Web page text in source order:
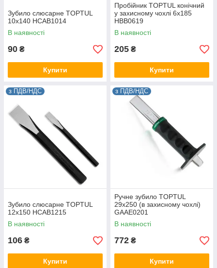
Зубило слюсарне TOPTUL
10x140 HCAB1014
В наявності
90 ₴
Купити
Пробійник TOPTUL конічний
у захисному чохлі 6x185
HBB0619
В наявності
205 ₴
Купити
з ПДВ/НДС
Зубило слюсарне TOPTUL
12x150 HCAB1215
В наявності
106 ₴
Купити
з ПДВ/НДС
Ручне зубило TOPTUL
29х250 (в захисному чохлі)
GAAE0201
В наявності
772 ₴
Купити